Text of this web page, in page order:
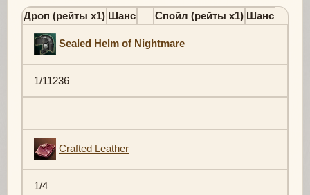
Дроп (рейты х1) Шанс Спойл (рейты х1) Шанс
Sealed Helm of Nightmare
1/11236
Crafted Leather
1/4